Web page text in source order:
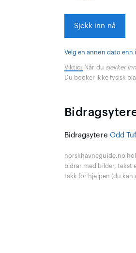
Sjekk inn nå
Velg en annen dato enn
Viktig: Når du sjekker inn
Du booker ikke fysisk
Bidragsytere Odd
norskhavneguide.no
bidrar med bilder, tekst
takk for hjelpen (du kan